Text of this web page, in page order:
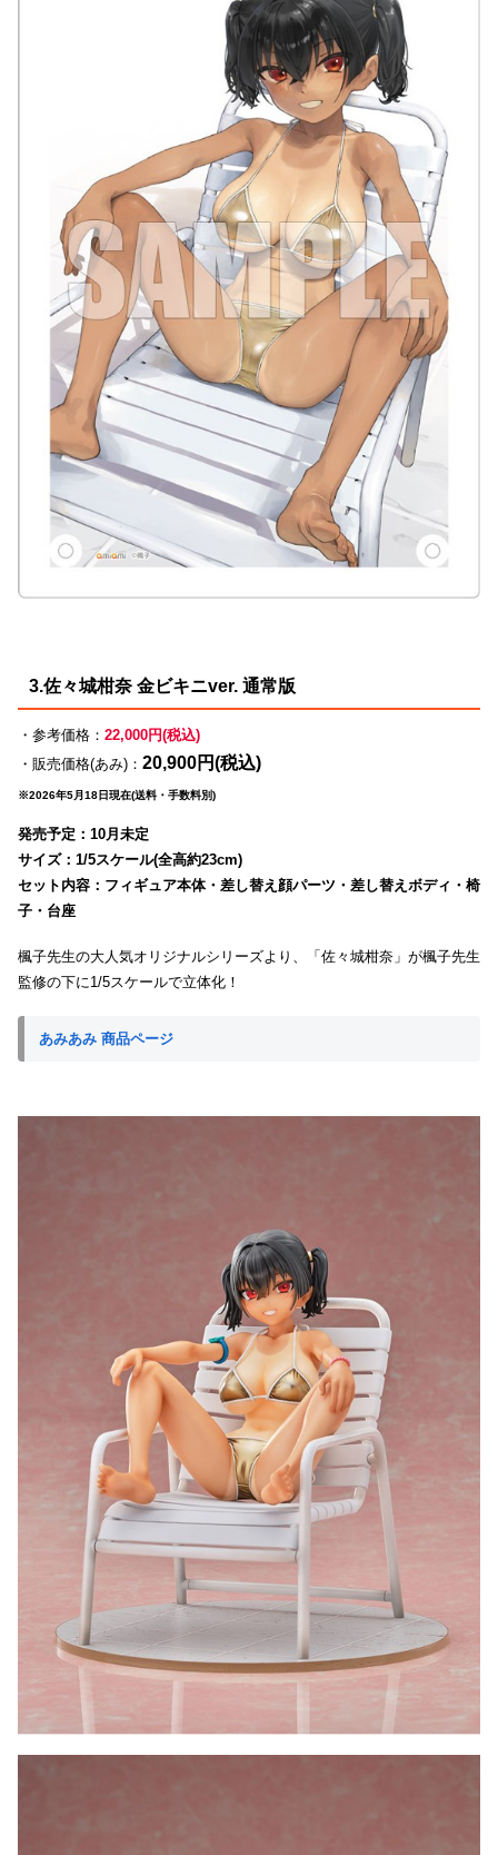
3.佐々城柑奈 金ビキニver. 通常版
・参考価格： 22,000円(税込)
・販売価格(あみ)： 20,900円(税込)
※2026年5月18日現在(送料・手数料別)
発売予定：10月未定
サイズ：1/5スケール(全高約23cm)
セット内容：フィギュア本体・差し替え顔パーツ・差し替えボディ・椅
子・台座
楓子先生の大人気オリジナルシリーズより、「佐々城柑奈」が楓子先生
監修の下に1/5スケールで立体化！
あみあみ 商品ページ